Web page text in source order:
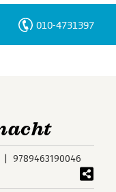
010-4731397
9789463190046